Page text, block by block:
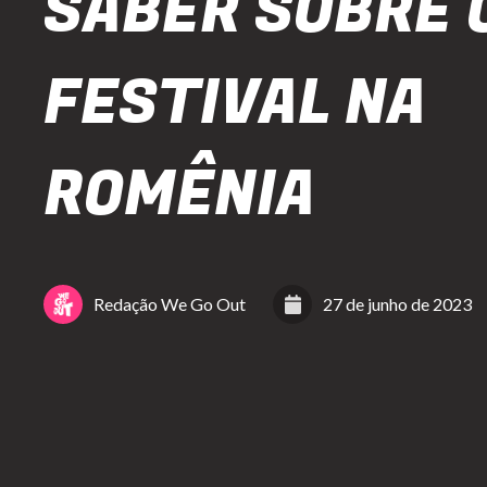
FESTIVAL NA
ROMÊNIA
Redação We Go Out 27 de junho de 2023